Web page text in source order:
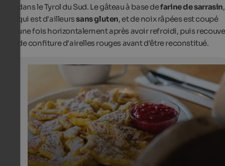
Kaiserschmarrn
The Kaiserschmarrn is a sweet dish served with
Ideal for a delicious afternoon snack!
Associazione Turistica Val Senales/Helmuth Rier
dans le Tyrol du Sud. Le gâteau à base defarine de sarrasin,
qui est d'ailleurssans gluten, et de noix râpées est coupé
une fois horizontalement après avoir refroidi, puis
de confiture d'airelles rouges avant d'être reconstitué.